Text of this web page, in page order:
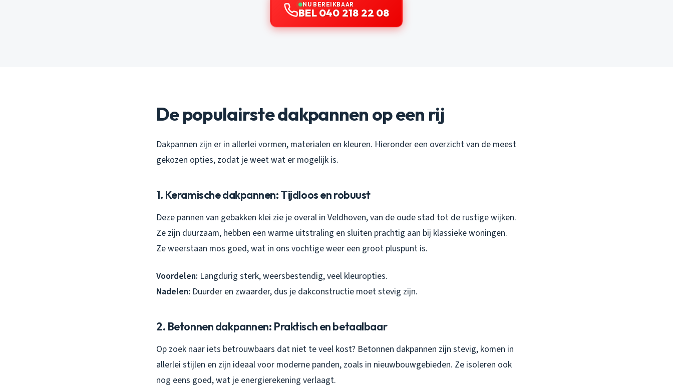
NU BEREIKBAAR
BEL 040 218 22 08
De populairste dakpannen op een rij
Dakpannen zijn er in allerlei vormen, materialen en kleuren. Hieronder een overzicht van de meest
gekozen opties, zodat je weet wat er mogelijk is.
1. Keramische dakpannen: Tijdloos en robuust
Deze pannen van gebakken klei zie je overal in Veldhoven, van de oude stad tot de rustige wijken.
Ze zijn duurzaam, hebben een warme uitstraling en sluiten prachtig aan bij klassieke woningen.
Ze weerstaan mos goed, wat in ons vochtige weer een groot pluspunt is.
Voordelen: Langdurig sterk, weersbestendig, veel kleuropties.
Nadelen: Duurder en zwaarder, dus je dakconstructie moet stevig zijn.
2. Betonnen dakpannen: Praktisch en betaalbaar
Op zoek naar iets betrouwbaars dat niet te veel kost? Betonnen dakpannen zijn stevig, komen in
allerlei stijlen en zijn ideaal voor moderne panden, zoals in nieuwbouwgebieden. Ze isoleren ook
nog eens goed, wat je energierekening verlaagt.